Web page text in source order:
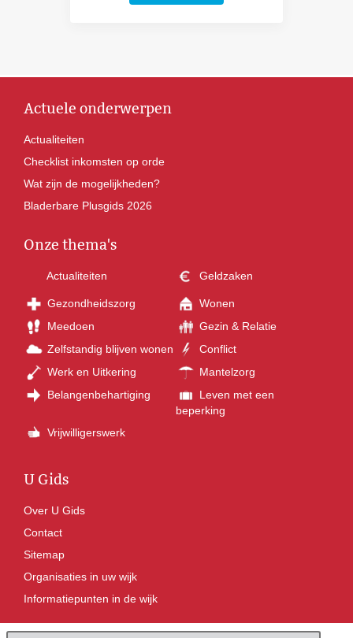
Actuele onderwerpen
Actualiteiten
Checklist inkomsten op orde
Wat zijn de mogelijkheden?
Bladerbare Plusgids 2026
Onze thema's
Actualiteiten Geldzaken
Gezondheidszorg
Wonen
Meedoen
Gezin & Relatie
Zelfstandig blijven wonen
Conflict
Werk en Uitkering
Mantelzorg
Belangenbehartiging
Leven met een
beperking
Vrijwilligerswerk
U Gids
Over U Gids
Contact
Sitemap
Organisaties in uw wijk
Informatiepunten in de wijk